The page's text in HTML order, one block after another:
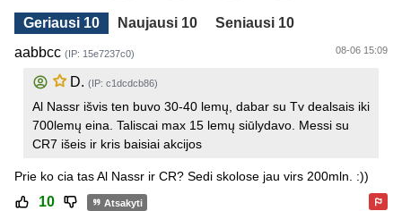
Geriausi 10 Naujausi 10
Seniausi 10
aabbcc (IP: 15e7237c0) 08-06 15:09
D. (IP: c1dcdcb86)
Al Nassr išvis ten buvo 30-40 lemų, dabar su Tv dealsais iki
700lemų eina. Taliscai max 15 lemų siūlydavo. Messi su
CR7 išeis ir kris baisiai akcijos
Prie ko cia tas Al Nassr ir CR? Sedi skolose jau virs 200mln. :))
10 Atsakyti